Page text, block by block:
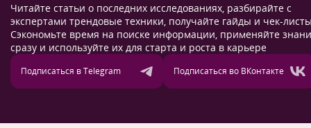
Читайте статьи о последних исследованиях, разбирайте с
экспертами трендовые техники, получайте гайды и чек-
Сэкономьте время на поиске информации, применяйте
сразу и используйте их для старта и роста в карьере
Подписаться в Telegram Подписаться во ВКонтакте